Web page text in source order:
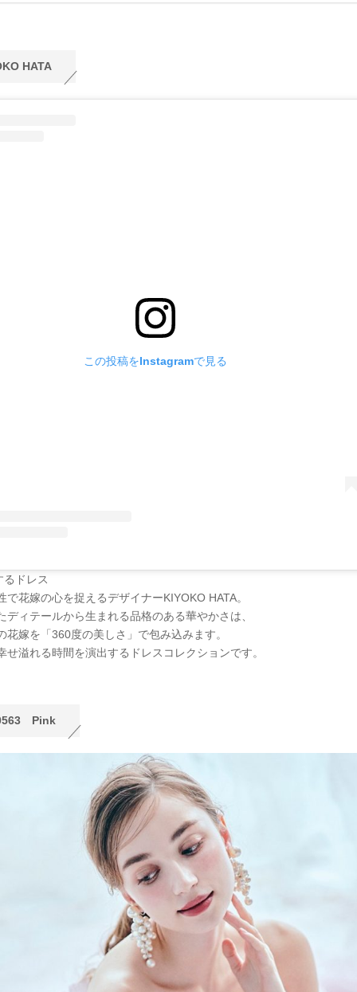
HATA
この投稿をInstagramで見る
るドレス
で花嫁の心を捉えるデザイナーKIYOKO HATA。
ディテールから生まれる品格のある華やかさは、
花嫁を「360度の美しさ」で包み込みます。
せ溢れる時間を演出するドレスコレクションです。
Pink